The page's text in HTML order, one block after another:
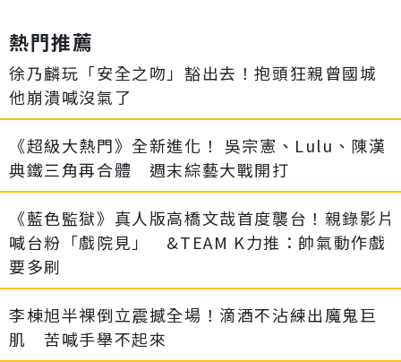
熱門推薦
徐乃麟玩「安全之吻」豁出去！抱頭狂親曾國城
他崩潰喊沒氣了
《超級大熱門》全新進化！ 吳宗憲、Lulu、陳漢
典鐵三角再合體 週末綜藝大戰開打
《藍色監獄》真人版高橋文哉首度襲台！親錄影片
喊台粉「戲院見」 &TEAM K力推：帥氣動作戲
要多刷
李棟旭半裸倒立震撼全場！滴酒不沾練出魔鬼巨
肌 苦喊手舉不起來